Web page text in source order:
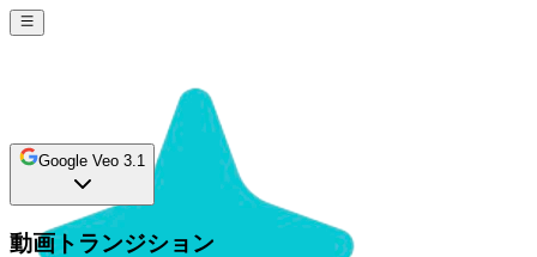
Google Veo 3.1
動画トランジション